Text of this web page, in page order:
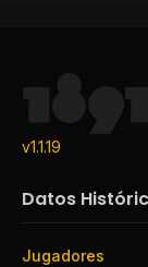
v1.1.19
Datos
Jugadores